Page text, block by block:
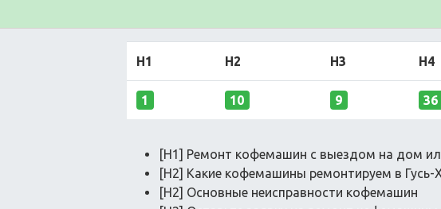
H1 H2 H3 H4
1 10 9 36
[H1] Ремонт кофемашин с выездом на дом
[H2] Какие кофемашины ремонтируем в Гусь-
[H2] Основные неисправности кофемашин